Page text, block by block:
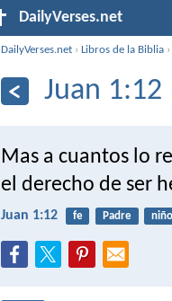
DailyVerses.net
DailyVerses.net ›Libros de la Biblia
Juan 1:12
Mas a cuantos lo
el derecho de ser
Juan 1:12 fe Padre